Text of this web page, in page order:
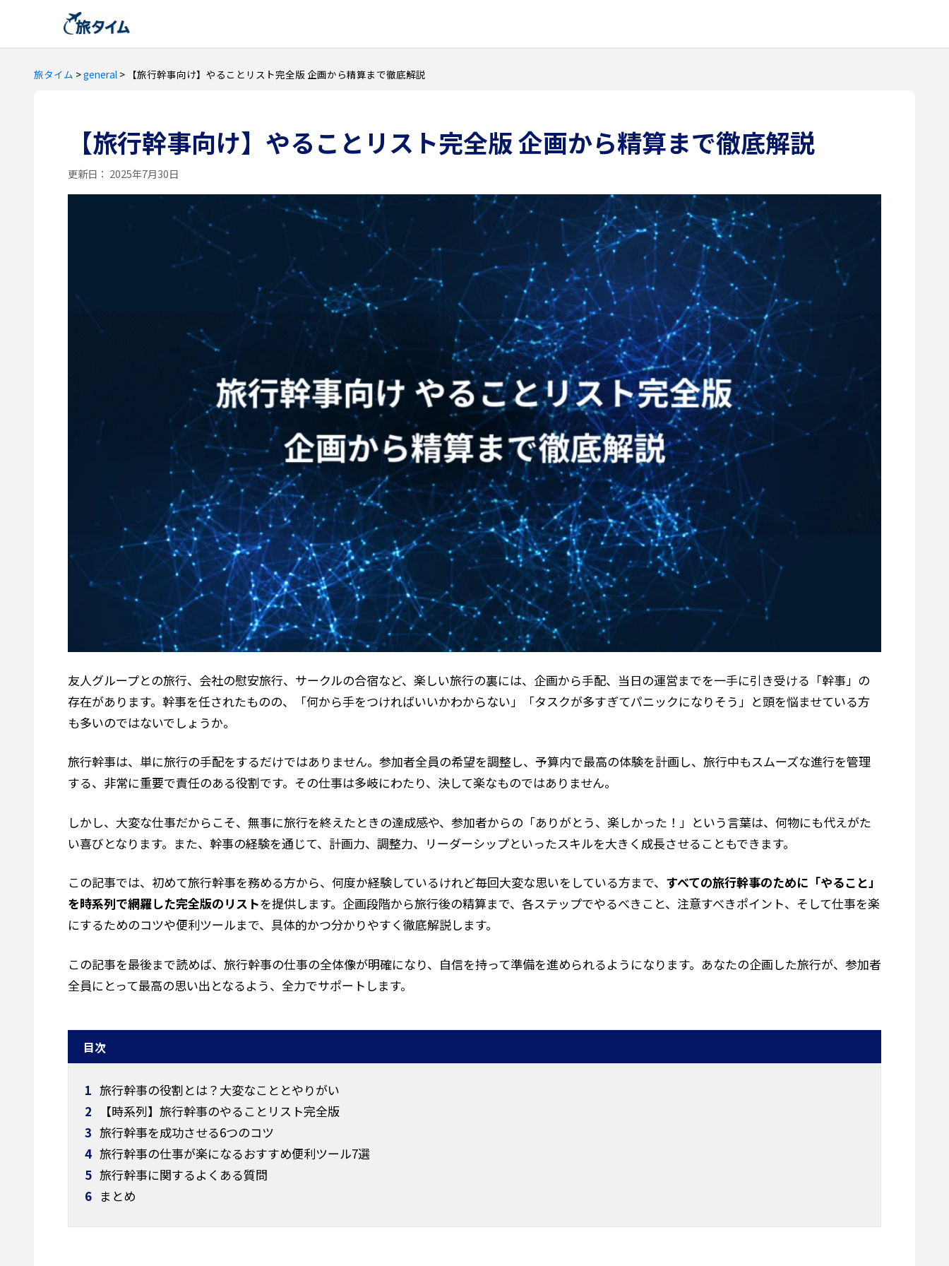
旅タイム >general > 【旅行幹事向け】やることリスト完全版 企画から精算まで徹底解説
【旅行幹事向け】やることリスト完全版 企画から精算まで徹底解説
更新日： 2025年7月30日
友人グループとの旅行、会社の慰安旅行、サークルの合宿など、楽しい旅行の裏には、企画から手配、当日の運営までを一手に引き受ける「幹事」の
存在があります。幹事を任されたものの、「何から手をつければいいかわからない」「タスクが多すぎてパニックになりそう」と頭を悩ませている方
も多いのではないでしょうか。
旅行幹事は、単に旅行の手配をするだけではありません。参加者全員の希望を調整し、予算内で最高の体験を計画し、旅行中もスムーズな進行を管理
する、非常に重要で責任のある役割です。その仕事は多岐にわたり、決して楽なものではありません。
しかし、大変な仕事だからこそ、無事に旅行を終えたときの達成感や、参加者からの「ありがとう、楽しかった！」という言葉は、何物にも代えがた
い喜びとなります。また、幹事の経験を通じて、計画力、調整力、リーダーシップといったスキルを大きく成長させることもできます。
この記事では、初めて旅行幹事を務める方から、何度か経験しているけれど毎回大変な思いをしている方まで、 すべての旅行幹事のために「やること」
を時系列で網羅した完全版のリストを提供します。企画段階から旅行後の精算まで、各ステップでやるべきこと、注意すべきポイント、そして仕事を楽
にするためのコツや便利ツールまで、具体的かつ分かりやすく徹底解説します。
この記事を最後まで読めば、旅行幹事の仕事の全体像が明確になり、自信を持って準備を進められるようになります。あなたの企画した旅行が、参加者
全員にとって最高の思い出となるよう、全力でサポートします。
目次
1 旅行幹事の役割とは？大変なこととやりがい
2
【時系列】旅行幹事のやることリスト完全版
3 旅行幹事を成功させる6つのコツ
4 旅行幹事の仕事が楽になるおすすめ便利ツール7選
5 旅行幹事に関するよくある質問
6 まとめ